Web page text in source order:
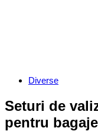
Categories
Diverse
Seturi de
pentru